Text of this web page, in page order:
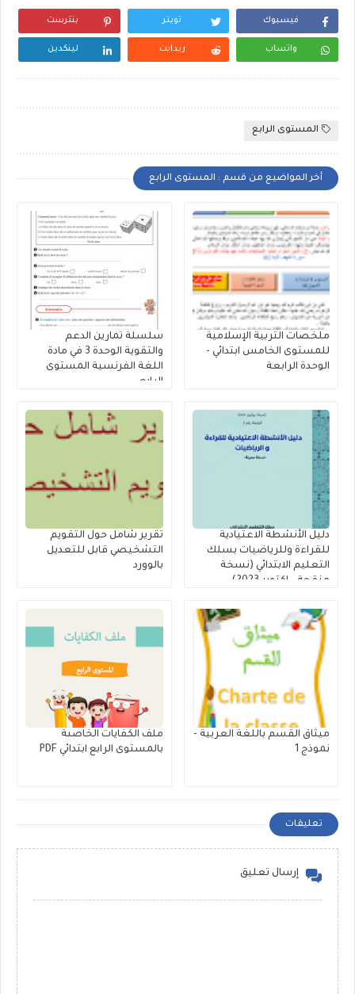
فيسبوك تويتر بنترست
واتساب ريدايت لينكدين
المستوى الرابع
أخر المواضيع من قسم : المستوى الرابع
ملخصات التربية الإسلامية
للمستوى الخامس ابتدائي -
الوحدة الرابعة
سلسلة تمارين الدعم
والتقوية الوحدة 3 في مادة
اللغة الفرنسية المستوى
الرابع
دليل الأنشطة الاعتيادية
للقراءة وللرياضيات بسلك
التعليم الابتدائي (نسخة
منقحة - اكتوبر 2023)
تقرير شامل حول التقويم
التشخيصي قابل للتعديل
بالوورد
ميثاق القسم باللغة العربية -
نموذج 1
ملف الكفايات الخاصىة
بالمستوى الرابع ابتدائي PDF
تعليقات
إرسال تعليق